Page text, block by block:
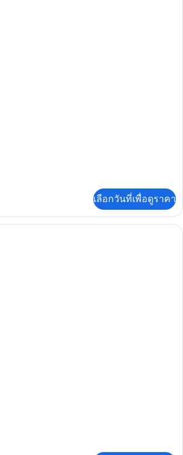
เลือกวันที่เพื่อดูราคา